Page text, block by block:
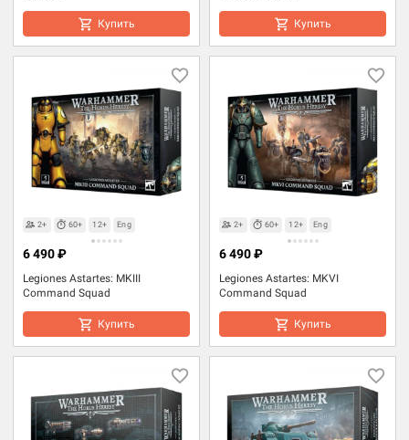
Купить Купить
2+ 60+ 12+ Eng
Legiones Astartes: MKIII
Command Squad
6 490 ₽
Купить
2+ 60+ 12+ Eng
Legiones Astartes: MKVI
Command Squad
6 490 ₽
Купить